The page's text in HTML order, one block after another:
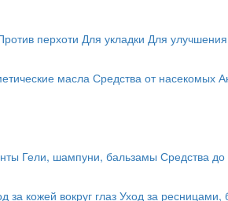
перхоти Для укладки Для
масла Средства от насекомых
Гели, шампуни, бальзамы Средства до
за кожей вокруг глаз Уход за ресницами,